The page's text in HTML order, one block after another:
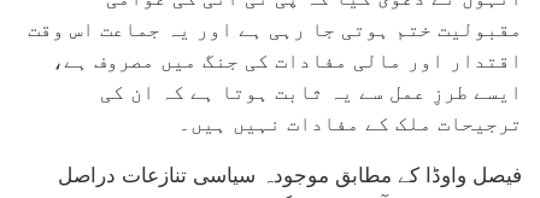
مقبولیت ختم ہوتی جا رہی ہے اور یہ جماعت اس وقت
اقتدار اور مالی مفادات کی جنگ میں مصروف ہے،
ایسے طرزِ عمل سے یہ ثابت ہوتا ہے کہ ان کی
ترجیحات ملک کے مفادات نہیں ہیں۔
فیصل واوڈا کے مطابق موجودہ سیاسی تنازعات دراصل